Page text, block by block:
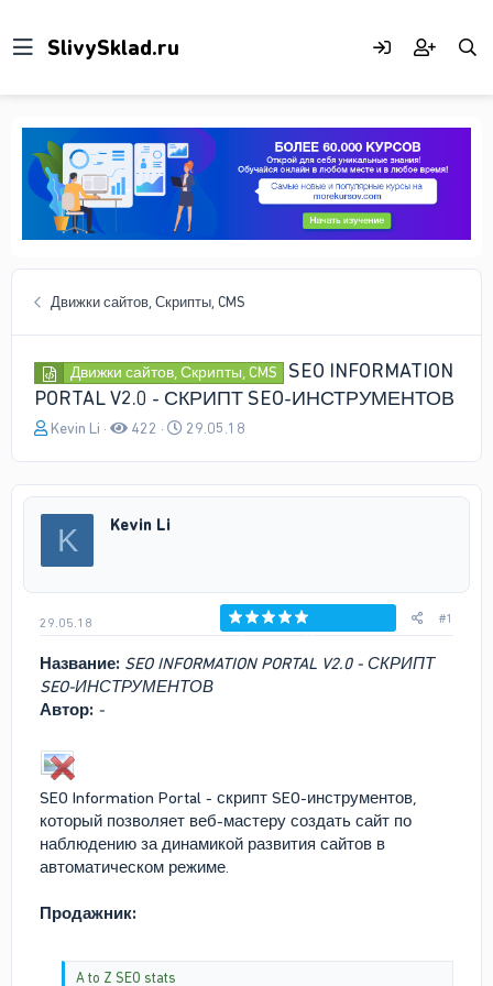
Движки сайтов, Скрипты, CMS
Движки сайтов, Скрипты, CMS
SEO INFORMATION
PORTAL V2.0 - СКРИПТ SEO-ИНСТРУМЕНТОВ
А
о
р
ы
Kevin Li 422
Д
а
л
29.05.18
K Kevin Li
29.05.18
Голосов: 0
#1
Название: SEO INFORMATION PORTAL V2.0 - СКРИПТ
SEO-ИНСТРУМЕНТОВ
Автор: -
SEO Information Portal - скрипт SEO-инструментов,
который позволяет веб-мастеру создать сайт по
наблюдению за динамикой развития сайтов в
автоматическом режиме.
Продажник:
A to Z SEO stats